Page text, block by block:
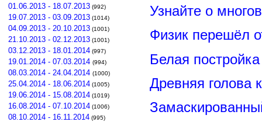
01.06.2013 - 18.07.2013 (992)
19.07.2013 - 03.09.2013 (1014)
04.09.2013 - 20.10.2013 (1001)
21.10.2013 - 02.12.2013 (1001)
03.12.2013 - 18.01.2014 (997)
19.01.2014 - 07.03.2014 (994)
08.03.2014 - 24.04.2014 (1000)
25.04.2014 - 18.06.2014 (1005)
19.06.2014 - 15.08.2014 (1019)
16.08.2014 - 07.10.2014 (1006)
08.10.2014 - 16.11.2014 (995)
Узнайте о
Физик перешёл
Белая
Древняя голова